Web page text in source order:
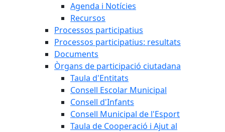
Agenda i Notícies
Recursos
Processos participatius
Processos participatius: resultats
Documents
Òrgans de participació ciutadana
Taula d'Entitats
Consell Escolar Municipal
Consell d'Infants
Consell Municipal de l'Esport
Taula de Cooperació i Ajut al